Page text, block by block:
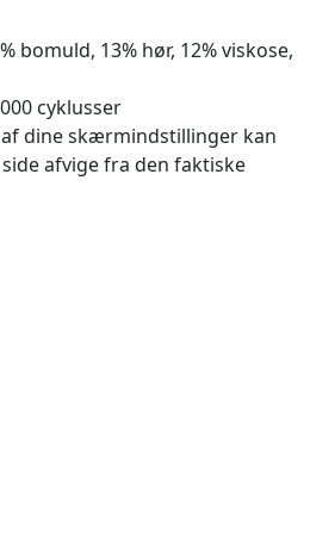
bomuld, 13% hør, 12% viskose,
cyklusser
dine skærmindstillinger kan
afvige fra den faktiske